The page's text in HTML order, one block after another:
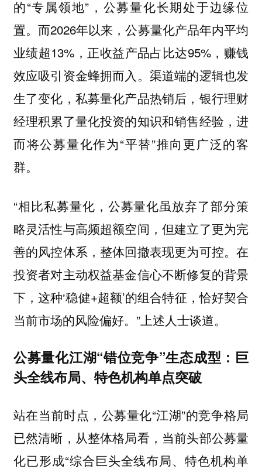
的“专属领地”，公募量化长期处于边缘位
置。而2026年以来，公募量化产品年内平均
业绩超13%，正收益产品占比达95%，赚钱
效应吸引资金蜂拥而入。渠道端的逻辑也发
生了变化，私募量化产品热销后，银行理财
经理积累了量化投资的知识和销售经验，进
而将公募量化作为“平替”推向更广泛的客
群。
“相比私募量化，公募量化虽放弃了部分策
略灵活性与高频超额空间，但建立了更为完
善的风控体系，整体回撤表现更为可控。在
投资者对主动权益基金信心不断修复的背景
下，这种‘稳健+超额’的组合特征，恰好契合
当前市场的风险偏好。”上述人士谈道。
公募量化江湖“错位竞争”生态成型：巨
头全线布局、特色机构单点突破
站在当前时点，公募量化“江湖”的竞争格局
已然清晰，从整体格局看，当前头部公募量
化已形成“综合巨头全线布局、特色机构单